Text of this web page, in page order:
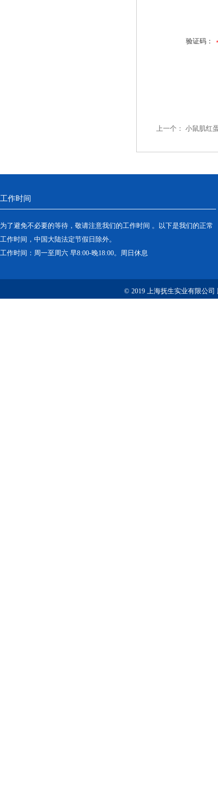
验证码：
上一个： 小鼠肌红
工作时间
为了避免不必要的等待，敬请注意我们的工作时间 。以下是我们的正常
工作时间，中国大陆法定节假日除外。
工作时间：周一至周六 早8:00-晚18:00。周日休息
© 2019 上海抚生实业有限公司